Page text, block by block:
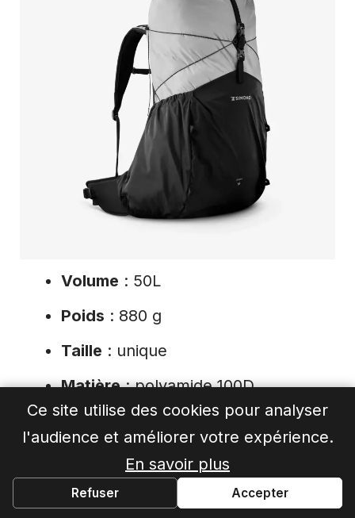
Volume : 50L
Poids : 880 g
Taille : unique
Matière: polyamide 100D
Fermeture: roll-top
Acheter au meilleur prix
Ce site utilise des cookies pour analyser
l'audience et améliorer votre expérience.
En savoir plus
Refuser Accepter